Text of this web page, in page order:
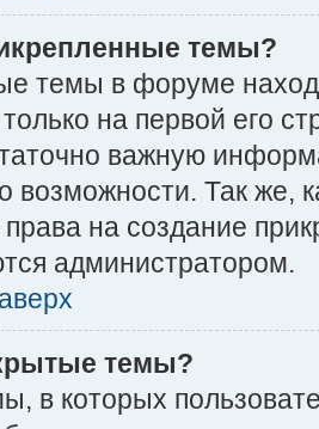
темы?
темы в форуме
на первой его
важную
возможности. Так же,
на создание
администратором.
темы?
в которых